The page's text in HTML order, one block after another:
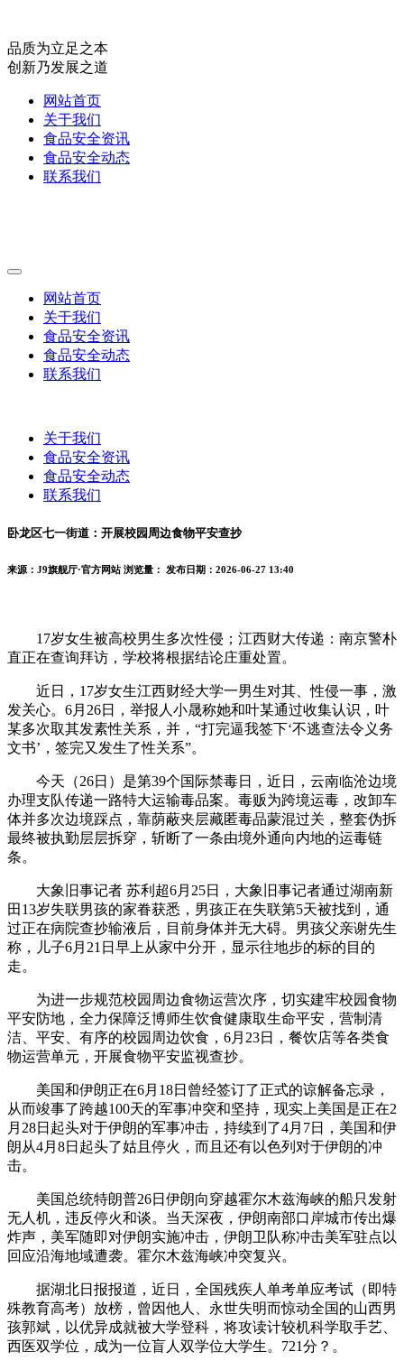
品质为立足之本
创新乃发展之道
网站首页
关于我们
食品安全资讯
食品安全动态
联系我们
网站首页
关于我们
食品安全资讯
食品安全动态
联系我们
关于我们
食品安全资讯
食品安全动态
联系我们
卧龙区七一街道：开展校园周边食物平安查抄
来源：J9旗舰厅·官方网站 浏览量： 发布日期：2026-06-27 13:40
17岁女生被高校男生多次性侵；江西财大传递：南京警朴
直正在查询拜访，学校将根据结论庄重处置。
近日，17岁女生江西财经大学一男生对其、性侵一事，激
发关心。6月26日，举报人小晟称她和叶某通过收集认识，叶
某多次取其发素性关系，并，“打完逼我签下‘不逃查法令义务
文书’，签完又发生了性关系”。
今天（26日）是第39个国际禁毒日，近日，云南临沧边境
办理支队传递一路特大运输毒品案。毒贩为跨境运毒，改卸车
体并多次边境踩点，靠荫蔽夹层藏匿毒品蒙混过关，整套伪拆
最终被执勤层层拆穿，斩断了一条由境外通向内地的运毒链
条。
大象旧事记者 苏利超6月25日，大象旧事记者通过湖南新
田13岁失联男孩的家眷获悉，男孩正在失联第5天被找到，通
过正在病院查抄输液后，目前身体并无大碍。男孩父亲谢先生
称，儿子6月21日早上从家中分开，显示往地步的标的目的
走。
为进一步规范校园周边食物运营次序，切实建牢校园食物
平安防地，全力保障泛博师生饮食健康取生命平安，营制清
洁、平安、有序的校园周边饮食，6月23日，餐饮店等各类食
物运营单元，开展食物平安监视查抄。
美国和伊朗正在6月18日曾经签订了正式的谅解备忘录，
从而竣事了跨越100天的军事冲突和坚持，现实上美国是正在2
月28日起头对于伊朗的军事冲击，持续到了4月7日，美国和伊
朗从4月8日起头了姑且停火，而且还有以色列对于伊朗的冲
击。
美国总统特朗普26日伊朗向穿越霍尔木兹海峡的船只发射
无人机，违反停火和谈。当天深夜，伊朗南部口岸城市传出爆
炸声，美军随即对伊朗实施冲击，伊朗卫队称冲击美军驻点以
回应沿海地域遭袭。霍尔木兹海峡冲突复兴。
据湖北日报报道，近日，全国残疾人单考单应考试（即特
殊教育高考）放榜，曾因他人、永世失明而惊动全国的山西男
孩郭斌，以优异成就被大学登科，将攻读计较机科学取手艺、
西医双学位，成为一位盲人双学位大学生。721分？。